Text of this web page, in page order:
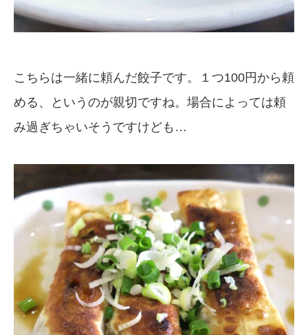
こちらは一緒に頼んだ餃子です。１つ100円から頼
める、というのが親切ですね。場合によっては頼
み過ぎちゃいそうですけども…